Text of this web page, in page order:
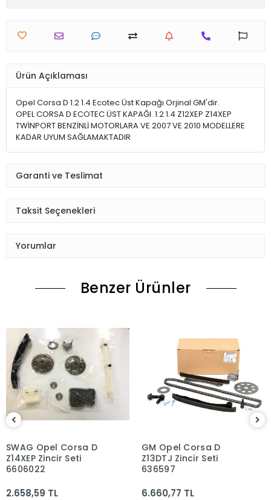
Ürün Açıklaması
Opel Corsa D 1.2 1.4 Ecotec Üst Kapağı Orjinal GM'dir.
OPEL CORSA D ECOTEC ÜST KAPAĞI. 1.2 1.4 Z12XEP Z14XEP
TWİNPORT BENZİNLİ MOTORLARA VE 2007 VE 2010 MODELLERE
KADAR UYUM SAĞLAMAKTADIR
Garanti ve Teslimat
Taksit Seçenekleri
Yorumlar
Benzer Ürünler
SWAG Opel Corsa D
Z14XEP Zincir Seti
6606022
2.658,59 TL
GM Opel Corsa D
Z13DTJ Zincir Seti
636597
6.660,77 TL